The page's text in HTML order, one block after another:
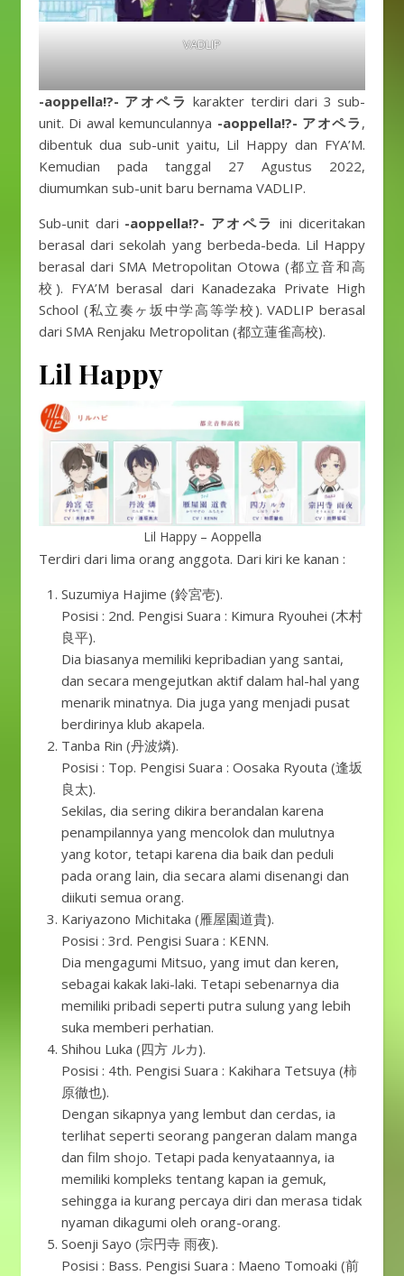
VADLIP
-aoppella!?- アオペラ karakter terdiri dari 3 sub-
unit. Di awal kemunculannya -aoppella!?- アオペラ ,
dibentuk dua sub-unit yaitu, Lil Happy dan FYA’M.
Kemudian pada tanggal 27 Agustus 2022,
diumumkan sub-unit baru bernama VADLIP.
Sub-unit dari -aoppella!?- アオペラ ini diceritakan
berasal dari sekolah yang berbeda-beda. Lil Happy
berasal dari SMA Metropolitan Otowa (都立音和高
校). FYA’M berasal dari Kanadezaka Private High
School (私立奏ヶ坂中学高等学校). VADLIP berasal
dari SMA Renjaku Metropolitan (都立蓮雀高校).
Lil Happy
Lil Happy – Aoppella
Terdiri dari lima orang anggota. Dari kiri ke kanan :
Suzumiya Hajime (鈴宮壱).
Posisi : 2nd. Pengisi Suara : Kimura Ryouhei (木村
良平).
Dia biasanya memiliki kepribadian yang santai,
dan secara mengejutkan aktif dalam hal-hal yang
menarik minatnya. Dia juga yang menjadi pusat
berdirinya klub akapela.
Tanba Rin (丹波燐).
Posisi : Top. Pengisi Suara : Oosaka Ryouta (逢坂
良太).
Sekilas, dia sering dikira berandalan karena
penampilannya yang mencolok dan mulutnya
yang kotor, tetapi karena dia baik dan peduli
pada orang lain, dia secara alami disenangi dan
diikuti semua orang.
Kariyazono Michitaka (雁屋園道貴).
Posisi : 3rd. Pengisi Suara : KENN.
Dia mengagumi Mitsuo, yang imut dan keren,
sebagai kakak laki-laki. Tetapi sebenarnya dia
memiliki pribadi seperti putra sulung yang lebih
suka memberi perhatian.
Shihou Luka (四方 ルカ).
Posisi : 4th. Pengisi Suara : Kakihara Tetsuya (柿
原徹也).
Dengan sikapnya yang lembut dan cerdas, ia
terlihat seperti seorang pangeran dalam manga
dan film shojo. Tetapi pada kenyataannya, ia
memiliki kompleks tentang kapan ia gemuk,
sehingga ia kurang percaya diri dan merasa tidak
nyaman dikagumi oleh orang-orang.
Soenji Sayo (宗円寺 雨夜).
Posisi : Bass. Pengisi Suara : Maeno Tomoaki (前